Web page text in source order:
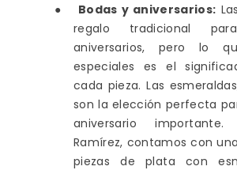
●
Bodas y aniversarios:
regalo tradicional
aniversarios, pero lo
especiales es el
cada pieza. Las
son la elección perfecta
aniversario
Ramírez, contamos con
piezas de plata con